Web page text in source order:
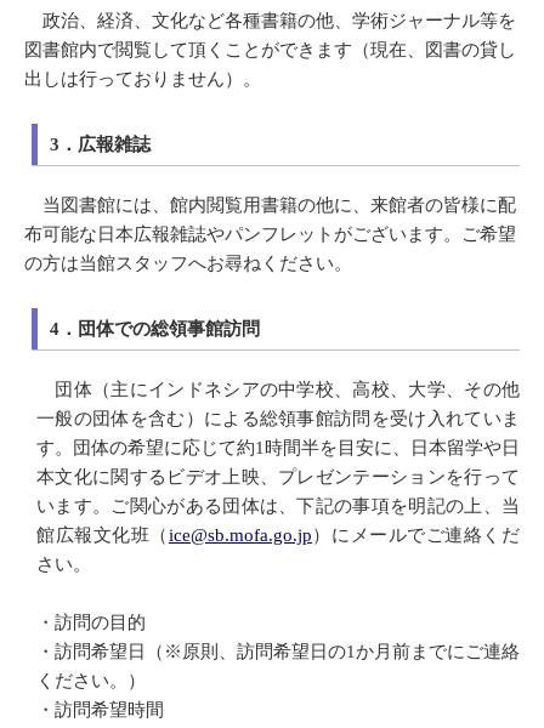
政治、経済、文化など各種書籍の他、学術ジャーナル等を
図書館内で閲覧して頂くことができます（現在、図書の貸し
出しは行っておりません）。
3．広報雑誌
当図書館には、館内閲覧用書籍の他に、来館者の皆様に配
布可能な日本広報雑誌やパンフレットがございます。ご希望
の方は当館スタッフへお尋ねください。
4． 団体での総領事館訪問
団体（主にインドネシアの中学校、高校、大学、その他
一般の団体を含む）による総領事館訪問を受け入れていま
す。団体の希望に応じて約1時間半を目安に、日本留学や日
本文化に関するビデオ上映、プレゼンテーションを行って
います。ご関心がある団体は、下記の事項を明記の上、当
館広報文化班（ice@sb.mofa.go.jp）にメールでご連絡くだ
さい。
・訪問の目的
・訪問希望日（※原則、訪問希望日の1か月前までにご連絡
ください。）
・訪問希望時間